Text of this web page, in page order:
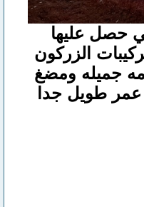
حصل عليها
الزركون
جميله ومضغ
طويل جدا